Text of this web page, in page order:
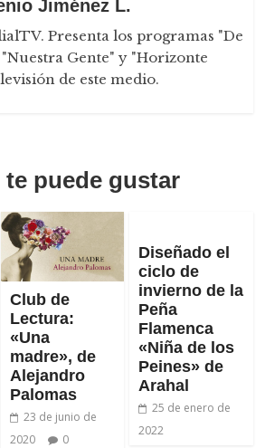
Jiménez L.
Presenta los programas "De
Gente" y "Horizonte
de este medio.
te puede gustar
Club de
Lectura:
«Una
madre», de
Alejandro
Palomas
23 de junio de
2020
0
Diseñado el
ciclo de
invierno de la
Peña
Flamenca
«Niña de los
Peines» de
Arahal
25 de enero de
2022